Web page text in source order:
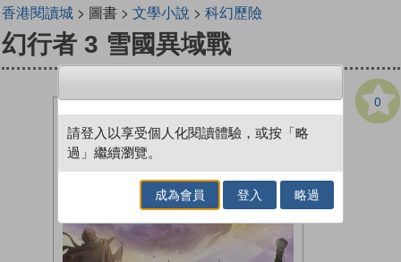
香港閱讀城> 圖書 > 文學小說 > 科幻歷險
幻行者 3 雪國異域戰
0
請登入以享受個人化閱讀體驗，或按「略
過」繼續瀏覽。
成為會員 登入 略過